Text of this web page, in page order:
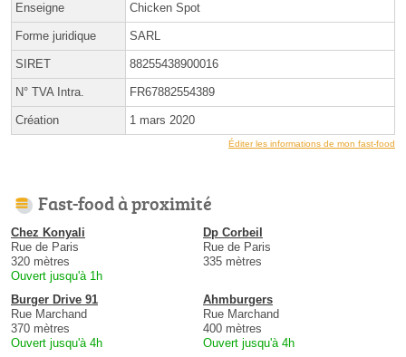
Enseigne Chicken Spot
Forme juridique SARL
SIRET 88255438900016
N° TVA Intra. FR67882554389
Création 1 mars 2020
Éditer les informations de mon fast-food
Fast-food à proximité
Chez Konyali
Rue de Paris
320 mètres
Ouvert jusqu'à 1h
Dp Corbeil
Rue de Paris
335 mètres
Burger Drive 91
Rue Marchand
370 mètres
Ouvert jusqu'à 4h
Ahmburgers
Rue Marchand
400 mètres
Ouvert jusqu'à 4h